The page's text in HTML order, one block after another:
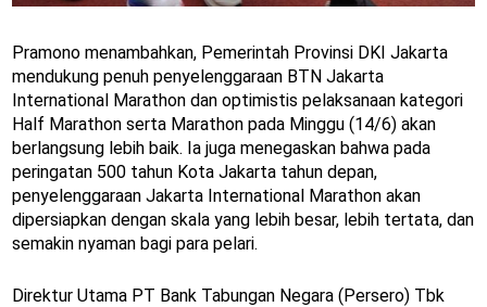
Pramono menambahkan, Pemerintah Provinsi DKI Jakarta
mendukung penuh penyelenggaraan BTN Jakarta
International Marathon dan optimistis pelaksanaan kategori
Half Marathon serta Marathon pada Minggu (14/6) akan
berlangsung lebih baik. Ia juga menegaskan bahwa pada
peringatan 500 tahun Kota Jakarta tahun depan,
penyelenggaraan Jakarta International Marathon akan
dipersiapkan dengan skala yang lebih besar, lebih tertata, dan
semakin nyaman bagi para pelari.
Direktur Utama PT Bank Tabungan Negara (Persero) Tbk